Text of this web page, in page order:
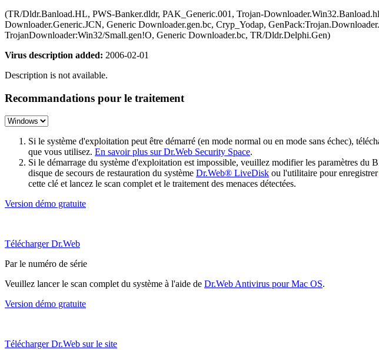
(TR/Dldr.Banload.HL, PWS-Banker.dldr, PAK_Generic.001, Trojan-
Downloader.Generic.JCN, Generic Downloader.gen.bc, Cryp_Yodap,
TrojanDownloader:Win32/Small.gen!O, Generic Downloader.bc, TR/Dldr.Delphi.Gen)
Virus description added: 2006-02-01
Description is not available.
Recommandations pour le traitement
Si le système d'exploitation peut être démarré (en mode normal ou en mode sans échec),
que vous utilisez. En savoir plus sur Dr.Web Security Space.
Si le démarrage du système d'exploitation est impossible, veuillez modifier les paramètres
disque de secours de restauration du système Dr.Web® LiveDisk ou l'utilitaire pour enregistrer
cette clé et lancez le scan complet et le traitement des menaces détectées.
Version démo gratuite
Télécharger Dr.Web
Par le numéro de série
Veuillez lancer le scan complet du système à l'aide de Dr.Web Antivirus pour Mac OS.
Version démo gratuite
Télécharger Dr.Web sur le site